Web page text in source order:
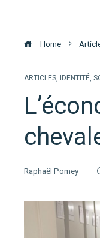
Home
ARTICLES, IDENTITÉ,
Raphaël Pomey